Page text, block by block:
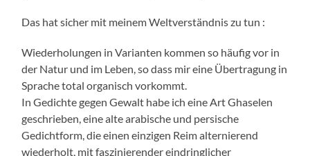
Das hat sicher mit meinem Weltverständnis zu tun :
Wiederholungen in Varianten kommen so häufig vor in
der Natur und im Leben, so dass mir eine Übertragung in
Sprache total organisch vorkommt.
In Gedichte gegen Gewalt habe ich eine Art Ghaselen
geschrieben, eine alte arabische und persische
Gedichtform, die einen einzigen Reim alternierend
wiederholt, mit faszinierender eindringlicher